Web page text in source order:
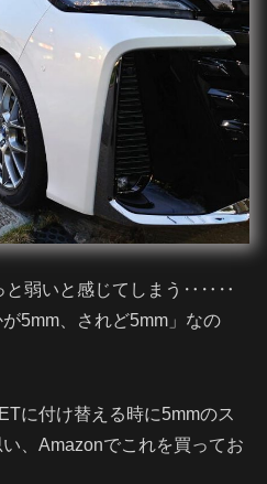
と弱いと感じてしまう‥‥‥
5mm、されど5mm」なの
に付け替える時に5mmのス
、Amazonでこれを買ってお